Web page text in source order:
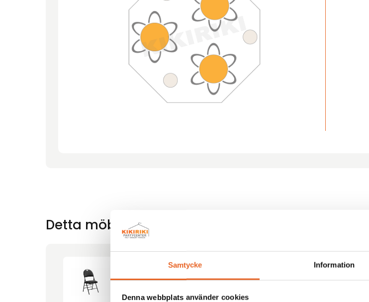
Samtycke Information
Denna webbplats använder cookies
Detta möbelförslag innehåller följande produkter
Klappstol klädd Toronto Hyrespris:24,00kr